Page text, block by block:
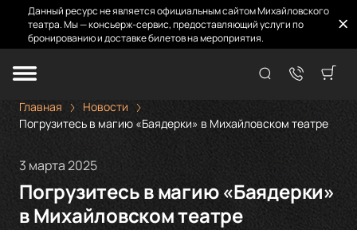
Данный ресурс не является официальным сайтом Михайловского
театра. Мы — консьерж-сервис, предоставляющий услуги по
бронированию и доставке билетов на мероприятия.
Главная
Новости
Погрузитесь в магию «Баядерки» в Михайловском театре
3 марта 2025
Погрузитесь в магию «Баядерки»
в Михайловском театре